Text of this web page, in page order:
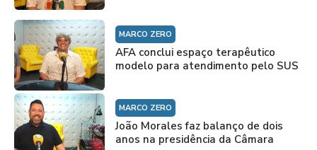
MARCO ZERO
AFA conclui espaço terapêutico
modelo para atendimento pelo SUS
MARCO ZERO
João Morales faz balanço de dois
anos na presidência da Câmara